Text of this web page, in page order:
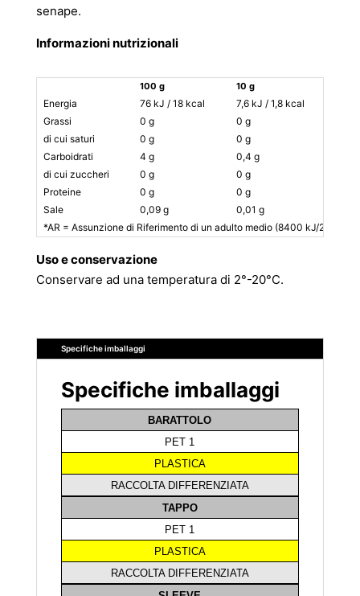
senape.
Informazioni nutrizionali
100 g 10 g
Energia 76 kJ / 18 kcal 7,6 kJ / 1,8 kcal
Grassi
0 g 0 g
di cui saturi
0 g 0 g
Carboidrati
4 g 0,4 g
di cui zuccheri
0 g 0 g
Proteine
0 g 0 g
Sale
0,09 g 0,01 g
*AR = Assunzione di Riferimento di un adulto medio (8400 kJ/2000
Uso e conservazione
Conservare ad una temperatura di 2°-20°C.
Specifiche imballaggi
Specifiche imballaggi
BARATTOLO
PET 1
PLASTICA
RACCOLTA DIFFERENZIATA
TAPPO
PET 1
PLASTICA
RACCOLTA DIFFERENZIATA